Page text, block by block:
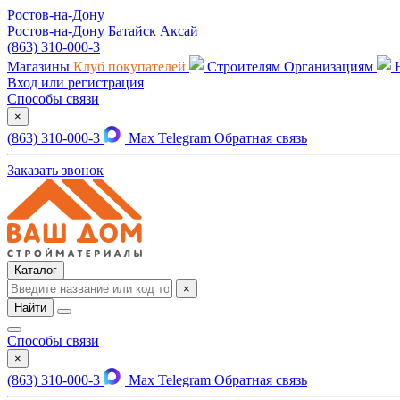
Ростов-на-Дону
Ростов-на-Дону Батайск Аксай
(863) 310-000-3
Магазины Клуб покупателей Строителям Организациям
Вход или регистрация
Способы связи
×
(863) 310-000-3 Max Telegram Обратная связь
Заказать звонок
Каталог
×
Найти
Способы связи
×
(863) 310-000-3 Max Telegram Обратная связь